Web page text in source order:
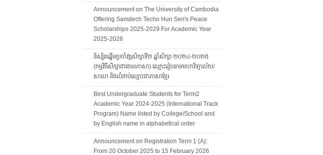
Announcement on The University of Cambodia
Offering Samdech Techo Hun Sen's Peace
Scholarships 2025-2029 For Academic Year
2025-2026
និស្សិតឆ្នើមប្រចាំវគ្គសិក្សាទី២ ឆ្នាំសិក្សា ២០២៤-២០២៥
(កម្មវិធីសិក្សាជាខេមរភាសា) ឈ្មោះរៀបតាមមហាវិទ្យាល័យ/
សាលា និងលំដាប់ឈ្មោះជាភាសាខ្មែរ
Best Undergraduate Students for Term2
Academic Year 2024-2025 (International Track
Program) Name listed by College/School and
by English name in alphabetical order
Announcement on Registration Term 1 (A):
From 20 October 2025 to 15 February 2026